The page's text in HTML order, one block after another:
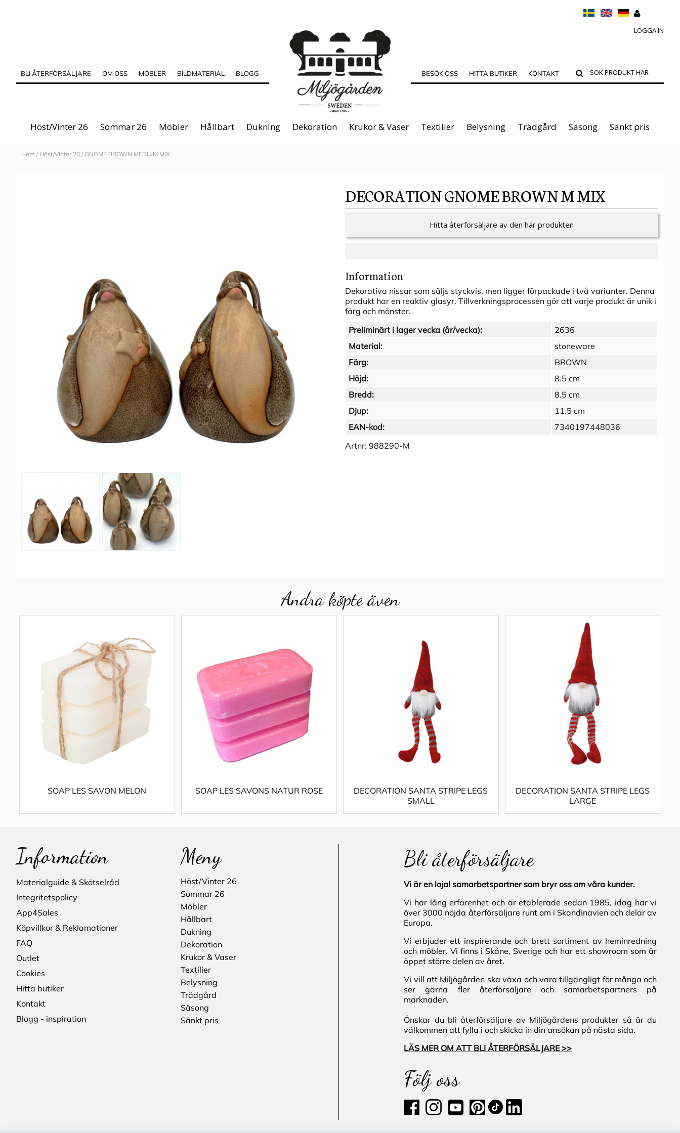
LOGGA IN
BLI ÅTERFÖRSÄLJARE OM OSS MÖBLER BILDMATERIAL BLOGG BESÖK OSS HITTA BUTIKER KONTAKT
Höst/Vinter 26 Sommar 26 Möbler Hållbart Dukning Dekoration Krukor & Vaser Textilier Belysning Trädgård Säsong Sänkt pris
Hem / Höst/Vinter 26 / GNOME BROWN MEDIUM MIX
DECORATION GNOME BROWN M MIX
Hitta återförsäljare av den här produkten
Information
Dekorativa nissar som säljs styckvis, men ligger förpackade i två varianter. Denna
produkt har en reaktiv glasyr. Tillverkningsprocessen gör att varje produkt är unik i
färg och mönster.
Preliminärt i lager vecka (år/vecka):
2636
Material:
stoneware
Färg:
BROWN
Höjd:
8.5 cm
Bredd:
8.5 cm
Djup:
11.5 cm
EAN-kod:
7340197448036
Artnr: 988290-M
Andra köpte även
SOAP LES SAVON MELON SOAP LES SAVONS NATUR ROSE
DECORATION SANTA STRIPE LEGS
SMALL
DECORATION SANTA STRIPE LEGS
LARGE
Information
Materialguide & Skötselråd
Integritetspolicy
App4Sales
Köpvillkor & Reklamationer
FAQ
Outlet
Cookies
Hitta butiker
Kontakt
Blogg - inspiration
Meny
Höst/Vinter 26
Sommar 26
Möbler
Hållbart
Dukning
Dekoration
Krukor & Vaser
Textilier
Belysning
Trädgård
Säsong
Sänkt pris
Bli återförsäljare
Vi är en lojal samarbetspartner som bryr oss om våra kunder.
Vi har lång erfarenhet och är etablerade sedan 1985, idag har vi
över 3000 nöjda återförsäljare runt om i Skandinavien och delar av
Europa.
Vi erbjuder ett inspirerande och brett sortiment av heminredning
och möbler. Vi finns i Skåne, Sverige och har ett showroom som är
öppet större delen av året.
Vi vill att Miljögården ska växa och vara tillgängligt för många och
ser gärna fler återförsäljare och samarbetspartners på
marknaden.
Önskar du bli återförsäljare av Miljögårdens produkter så är du
välkommen att fylla i och skicka in din ansökan på nästa sida.
LÄS MER OM ATT BLI ÅTERFÖRSÄLJARE >>
Följ oss